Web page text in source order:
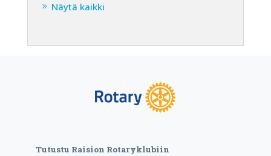
Näytä kaikki
Tutustu Raision Rotaryklubiin